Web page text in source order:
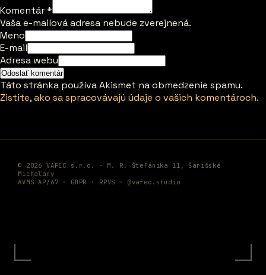
Komentár*
Vaša e-mailová adresa nebude zverejnená.
Meno
E-mail
Adresa webu
Táto stránka používa Akismet na obmedzenie spamu.
Zistite, ako sa spracovávajú údaje o vašich komentároch.
© 2026 VAFEC s.r.o. · M. R. Štefánika 11, Šarišské
Michaľany
AVMS AP/67 · GDPR · RPVS · @vafec.studio